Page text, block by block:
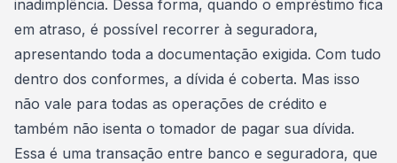
inadimplência. Dessa forma, quando o empréstimo fica
em atraso, é possível recorrer à seguradora,
apresentando toda a documentação exigida. Com tudo
dentro dos conformes, a dívida é coberta. Mas isso
não vale para todas as operações de crédito e
também não isenta o tomador de pagar sua dívida.
Essa é uma transação entre banco e seguradora, que